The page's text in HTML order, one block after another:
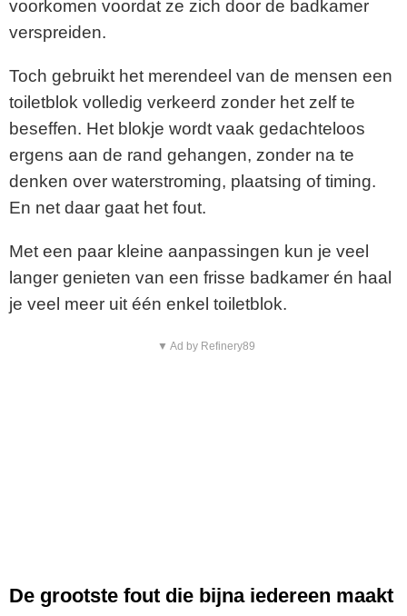
voorkomen voordat ze zich door de badkamer
verspreiden.
Toch gebruikt het merendeel van de mensen een
toiletblok volledig verkeerd zonder het zelf te
beseffen. Het blokje wordt vaak gedachteloos
ergens aan de rand gehangen, zonder na te
denken over waterstroming, plaatsing of timing.
En net daar gaat het fout.
Met een paar kleine aanpassingen kun je veel
langer genieten van een frisse badkamer én haal
je veel meer uit één enkel toiletblok.
▼ Ad by Refinery89
De grootste fout die bijna iedereen maakt